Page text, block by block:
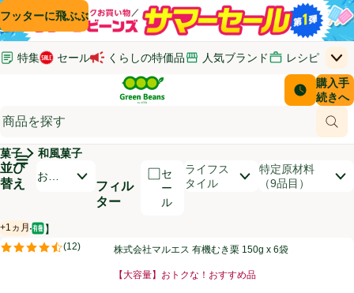
コンテンツに飛ぶ
検索に飛ぶ
フッターに飛ぶ
特集 セール くらしの特価品 人気ブランド レシピ
はじめてのお買い物ガイド
(新しいウィンドウで開く) (新しいウィンドウで開く)
サポート・ヘルプ・お問い合わせ
(新しいウィンドウで開く)
上
Green Beans
商
配送日時
購入手
続きへ
お客さ
￥0
メインメニュ―ボタン
菓子 和風菓子
並び
替え
開いて並び替えオプションのリストを見る
おす
フィル
ター
セ
ー
ル
ライフス
タイル
特定原材料
（9品目）
商品リスト
【セール】
株式会社マルエス 有機むき栗 150g x 6袋
+1ヵ月
賞味・消費期限保証：1ヵ月
オーガニック/有機
(12)
評価は12件のレビューで5点中4.5点。株式会社マルエス 有機むき栗 150g x 6袋
【大容量】おトクな！おすすめ品